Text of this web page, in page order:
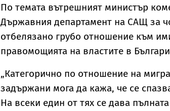
По темата вътрешният министър
Държавния департамент на САЩ за
отбелязано грубо отношение към
правомощията на властите в
„Категорично по отношение на
задържани мога да кажа, че се
На всеки един от тях се дава